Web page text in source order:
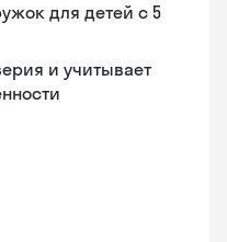
для детей с 5
и учитывает